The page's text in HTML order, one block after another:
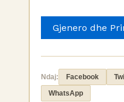
Gjenero dhe
Ndaj: Facebook
WhatsApp